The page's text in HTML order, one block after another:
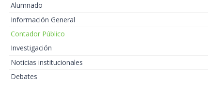
Alumnado
Información General
Contador Público
Investigación
Noticias institucionales
Debates